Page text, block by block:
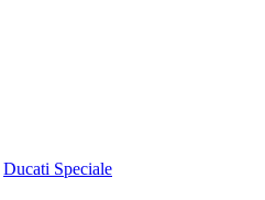
Ducati Speciale